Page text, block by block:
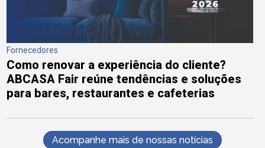
Fornecedores
Como renovar a experiência do cliente?
ABCASA Fair reúne tendências e soluções
para bares, restaurantes e cafeterias
Acompanhe mais de nossas notícias